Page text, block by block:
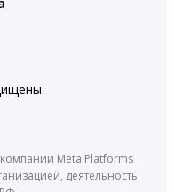
Meta Platforms
деятельность